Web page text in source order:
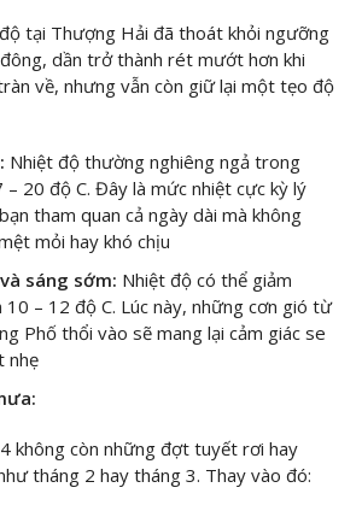
tại Thượng Hải đã thoát khỏi ngưỡng
dần trở thành rét mướt hơn khi
về, nhưng vẫn còn giữ lại một tẹo độ
Nhiệt độ thường nghiêng ngả trong
– 20 độ C. Đây là mức nhiệt cực kỳ lý
tham quan cả ngày dài mà không
mỏi hay khó chịu
sáng sớm: Nhiệt độ có thể giảm
10 – 12 độ C. Lúc này, những cơn gió từ
Phố thổi vào sẽ mang lại cảm giác se
nhẹ
không còn những đợt tuyết rơi hay
tháng 2 hay tháng 3. Thay vào đó: